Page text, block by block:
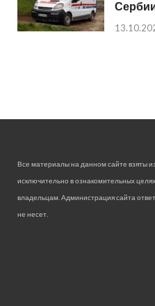
Все материалы на данном сайте взяты
исключительно в ознакомительных
владельцам. Администрация сайта
не несет.